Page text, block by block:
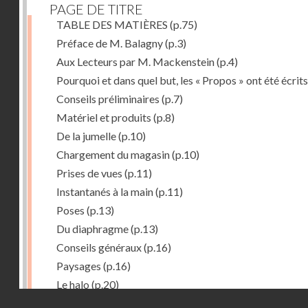
PAGE DE TITRE
TABLE DES MATIÈRES (p.75)
Préface de M. Balagny(p.3)
Aux Lecteurs par M. Mackenstein(p.4)
Pourquoi et dans quel but, les « Propos » ont été écrits
Conseils préliminaires (p.7)
Matériel et produits (p.8)
De la jumelle(p.10)
Chargement du magasin(p.10)
Prises de vues (p.11)
Instantanés à la main(p.11)
Poses (p.13)
Du diaphragme(p.13)
Conseils généraux(p.16)
Paysages (p.16)
Le halo (p.20)